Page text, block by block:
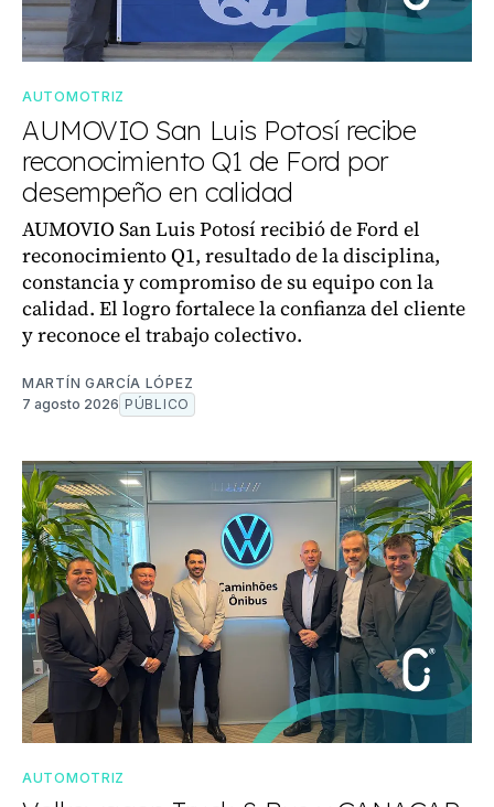
AUTOMOTRIZ
AUMOVIO San Luis Potosí recibe
reconocimiento Q1 de Ford por
desempeño en calidad
AUMOVIO San Luis Potosí recibió de Ford el
reconocimiento Q1, resultado de la disciplina,
constancia y compromiso de su equipo con la
calidad. El logro fortalece la confianza del cliente
y reconoce el trabajo colectivo.
MARTÍN GARCÍA LÓPEZ
7 agosto 2026 PÚBLICO
AUTOMOTRIZ